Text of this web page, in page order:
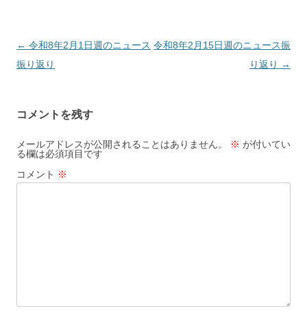
投
稿
ゲ
ー
シ
ョ
← 令和8年2月1日週のニュース
振り返り
令和8年2月15日週のニュース振
り返り →
コメントを残す
メールアドレスが公開されることはありません。 ※ が付いてい
る欄は必須項目です
コメント ※